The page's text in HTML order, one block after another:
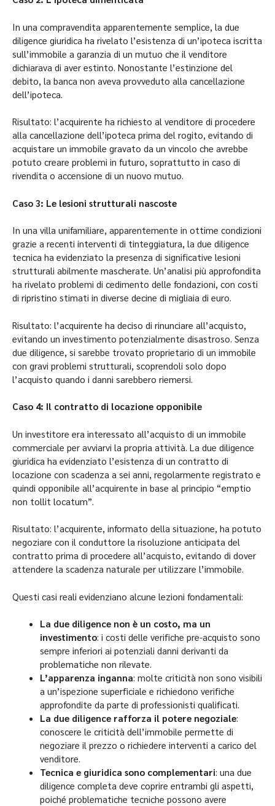
In una compravendita apparentemente semplice, la due
diligence giuridica ha rivelato l’esistenza di un’ipoteca iscritta
sull’immobile a garanzia di un mutuo che il venditore
dichiarava di aver estinto. Nonostante l’estinzione del
debito, la banca non aveva provveduto alla cancellazione
dell’ipoteca.
Risultato: l’acquirente ha richiesto al venditore di procedere
alla cancellazione dell’ipoteca prima del rogito, evitando di
acquistare un immobile gravato da un vincolo che avrebbe
potuto creare problemi in futuro, soprattutto in caso di
rivendita o accensione di un nuovo mutuo.
Caso 3: Le lesioni strutturali nascoste
In una villa unifamiliare, apparentemente in ottime condizioni
grazie a recenti interventi di tinteggiatura, la due diligence
tecnica ha evidenziato la presenza di significative lesioni
strutturali abilmente mascherate. Un’analisi più approfondita
ha rivelato problemi di cedimento delle fondazioni, con costi
di ripristino stimati in diverse decine di migliaia di euro.
Risultato: l’acquirente ha deciso di rinunciare all’acquisto,
evitando un investimento potenzialmente disastroso. Senza
due diligence, si sarebbe trovato proprietario di un immobile
con gravi problemi strutturali, scoprendoli solo dopo
l’acquisto quando i danni sarebbero riemersi.
Caso 4: Il contratto di locazione opponibile
Un investitore era interessato all’acquisto di un immobile
commerciale per avviarvi la propria attività. La due diligence
giuridica ha evidenziato l’esistenza di un contratto di
locazione con scadenza a sei anni, regolarmente registrato e
quindi opponibile all’acquirente in base al principio “emptio
non tollit locatum”.
Risultato: l’acquirente, informato della situazione, ha potuto
negoziare con il conduttore la risoluzione anticipata del
contratto prima di procedere all’acquisto, evitando di dover
attendere la scadenza naturale per utilizzare l’immobile.
Questi casi reali evidenziano alcune lezioni fondamentali:
La due diligence non è un costo, ma un
investimento: i costi delle verifiche pre-acquisto sono
sempre inferiori ai potenziali danni derivanti da
problematiche non rilevate.
L’apparenza inganna: molte criticità non sono visibili
a un’ispezione superficiale e richiedono verifiche
approfondite da parte di professionisti qualificati.
La due diligence rafforza il potere negoziale:
conoscere le criticità dell’immobile permette di
negoziare il prezzo o richiedere interventi a carico del
venditore.
Tecnica e giuridica sono complementari: una due
diligence completa deve coprire entrambi gli aspetti,
poiché problematiche tecniche possono avere